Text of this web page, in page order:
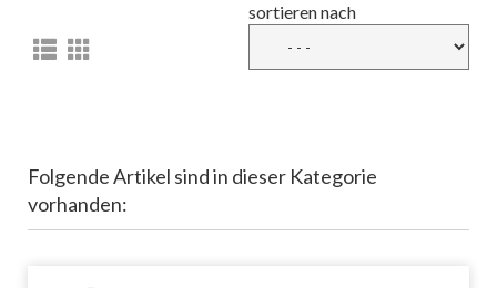
sortieren nach
Folgende Artikel sind in dieser Kategorie
vorhanden: